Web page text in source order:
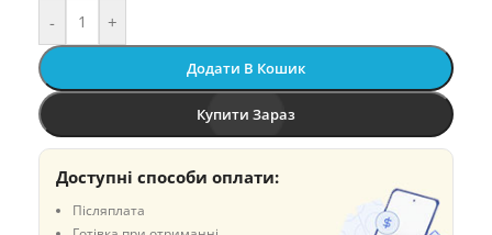
- +
Додати В Кошик
Купити Зараз
Доступні способи оплати:
Післяплата